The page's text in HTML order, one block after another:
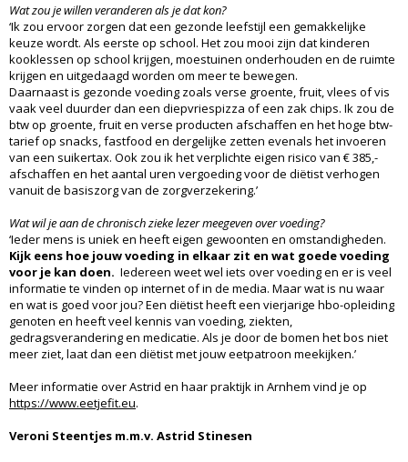
Wat zou je willen veranderen als je dat kon?
‘Ik zou ervoor zorgen dat een gezonde leefstijl een gemakkelijke
keuze wordt. Als eerste op school. Het zou mooi zijn dat kinderen
kooklessen op school krijgen, moestuinen onderhouden en de ruimte
krijgen en uitgedaagd worden om meer te bewegen.
Daarnaast is gezonde voeding zoals verse groente, fruit, vlees of vis
vaak veel duurder dan een diepvriespizza of een zak chips. Ik zou de
btw op groente, fruit en verse producten afschaffen en het hoge btw-
tarief op snacks, fastfood en dergelijke zetten evenals het invoeren
van een suikertax. Ook zou ik het verplichte eigen risico van € 385,-
afschaffen en het aantal uren vergoeding voor de diëtist verhogen
vanuit de basiszorg van de zorgverzekering.’
Wat wil je aan de chronisch zieke lezer meegeven over voeding?
‘Ieder mens is uniek en heeft eigen gewoonten en omstandigheden.
Kijk eens hoe jouw voeding in elkaar zit en wat goede voeding
voor je kan doen. Iedereen weet wel iets over voeding en er is veel
informatie te vinden op internet of in de media. Maar wat is nu waar
en wat is goed voor jou? Een diëtist heeft een vierjarige hbo-opleiding
genoten en heeft veel kennis van voeding, ziekten,
gedragsverandering en medicatie. Als je door de bomen het bos niet
meer ziet, laat dan een diëtist met jouw eetpatroon meekijken.’
Meer informatie over Astrid en haar praktijk in Arnhem vind je op
https://www.eetjefit.eu.
Veroni Steentjes m.m.v. Astrid Stinesen